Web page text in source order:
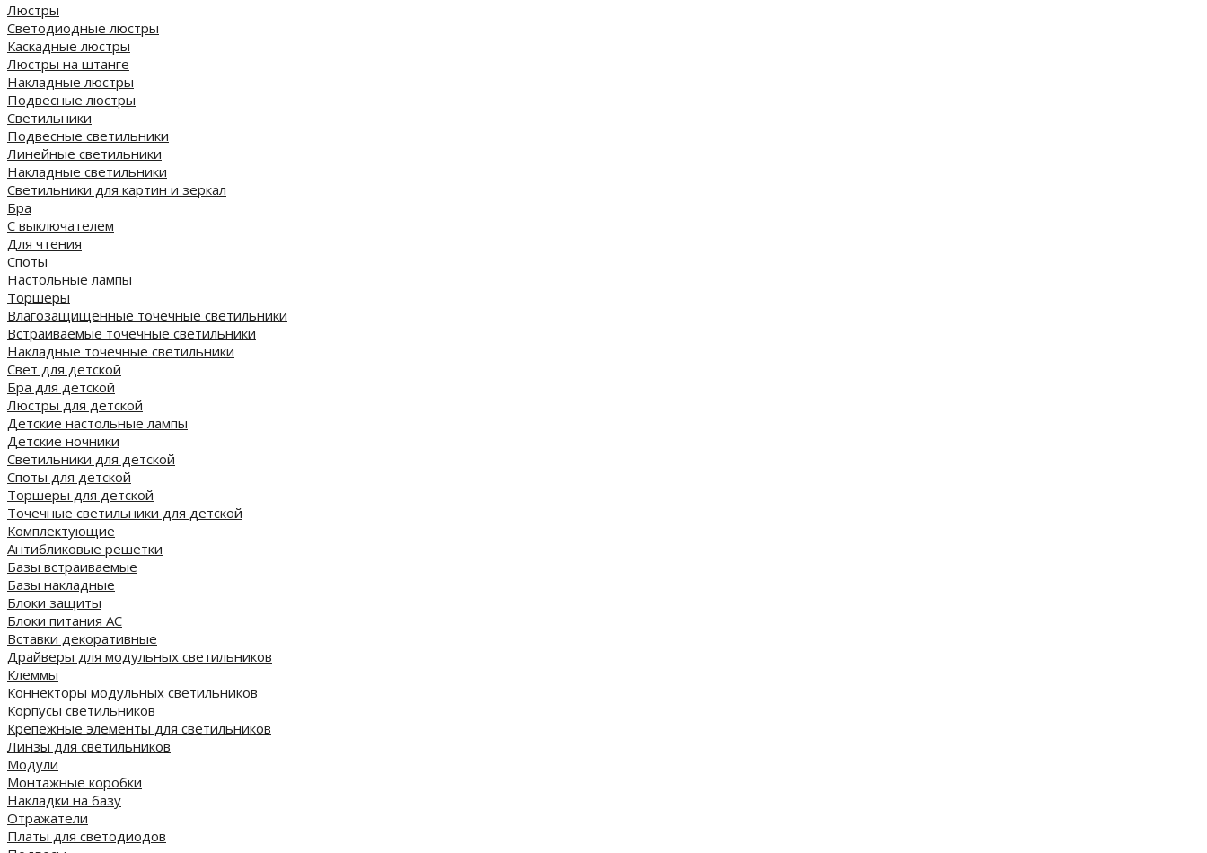
Люстры
Светодиодные люстры
Каскадные люстры
Люстры на штанге
Накладные люстры
Подвесные люстры
Светильники
Подвесные светильники
Линейные светильники
Накладные светильники
Светильники для картин и зеркал
Бра
С выключателем
Для чтения
Споты
Настольные лампы
Торшеры
Влагозащищенные точечные светильники
Встраиваемые точечные светильники
Накладные точечные светильники
Свет для детской
Бра для детской
Люстры для детской
Детские настольные лампы
Детские ночники
Светильники для детской
Споты для детской
Торшеры для детской
Точечные светильники для детской
Комплектующие
Антибликовые решетки
Базы встраиваемые
Базы накладные
Блоки защиты
Блоки питания AC
Вставки декоративные
Драйверы для модульных светильников
Клеммы
Коннекторы модульных светильников
Корпусы светильников
Крепежные элементы для светильников
Линзы для светильников
Модули
Монтажные коробки
Накладки на базу
Отражатели
Платы для светодиодов